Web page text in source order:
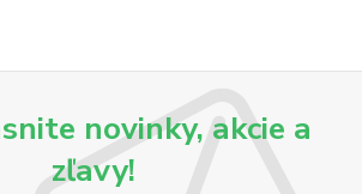
novinky, akcie a
zľavy!